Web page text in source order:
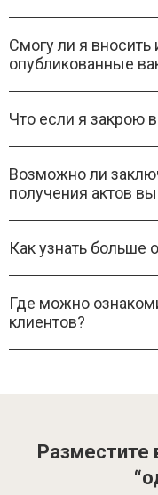
Смогу ли я вносить
опубликованные
Что если я закрою
Возможно ли
получения актов
Как узнать больше
Где можно
клиентов?
Разместите